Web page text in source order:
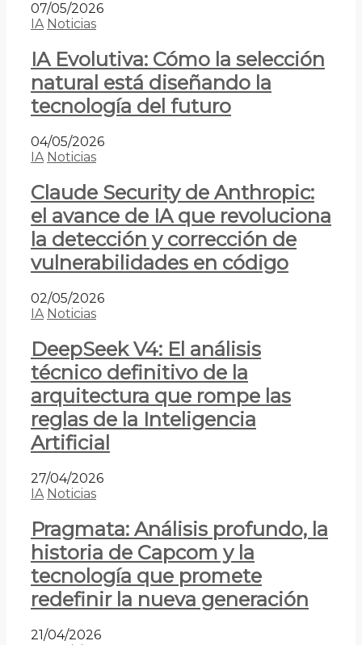
07/05/2026
IA Noticias
IA Evolutiva: Cómo la selección
natural está diseñando la
tecnología del futuro
04/05/2026
IA Noticias
Claude Security de Anthropic:
el avance de IA que revoluciona
la detección y corrección de
vulnerabilidades en código
02/05/2026
IA Noticias
DeepSeek V4: El análisis
técnico definitivo de la
arquitectura que rompe las
reglas de la Inteligencia
Artificial
27/04/2026
IA Noticias
Pragmata: Análisis profundo, la
historia de Capcom y la
tecnología que promete
redefinir la nueva generación
21/04/2026